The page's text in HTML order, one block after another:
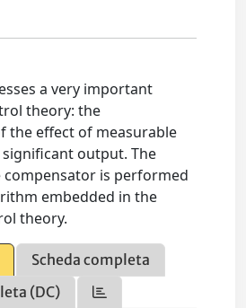
a very important
theory: the
the effect of measurable
output. The
compensator is performed
embedded in the
theory.
Scheda completa
(DC)